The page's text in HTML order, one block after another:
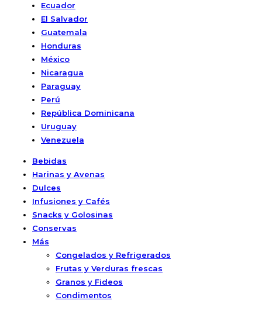
Ecuador
El Salvador
Guatemala
Honduras
México
Nicaragua
Paraguay
Perú
República Dominicana
Uruguay
Venezuela
Bebidas
Harinas y Avenas
Dulces
Infusiones y Cafés
Snacks y Golosinas
Conservas
Más
Congelados y Refrigerados
Frutas y Verduras frescas
Granos y Fideos
Condimentos